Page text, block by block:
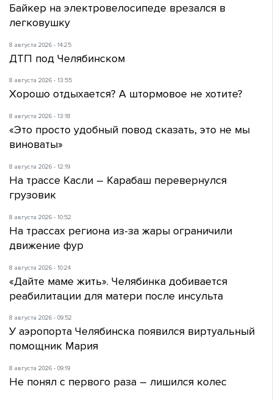
Байкер на электровелосипеде врезался в
легковушку
8 августа 2026 - 14:25
ДТП под Челябинском
8 августа 2026 - 13:55
Хорошо отдыхается? А штормовое не хотите?
8 августа 2026 - 13:18
«Это просто удобный повод сказать, это не мы
виноваты»
8 августа 2026 - 12:19
На трассе Касли – Карабаш перевернулся
грузовик
8 августа 2026 - 10:52
На трассах региона из-за жары ограничили
движение фур
8 августа 2026 - 10:24
«Дайте маме жить». Челябинка добивается
реабилитации для матери после инсульта
8 августа 2026 - 09:52
У аэропорта Челябинска появился виртуальный
помощник Мария
8 августа 2026 - 09:19
Не понял с первого раза – лишился колес